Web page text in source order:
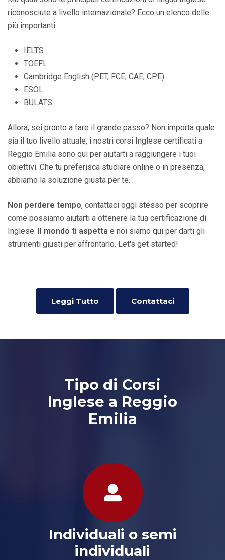
riconosciute a livello internazionale? Ecco un elenco delle
più importanti:
IELTS
TOEFL
Cambridge English (PET, FCE, CAE, CPE)
ESOL
BULATS
Allora, sei pronto a fare il grande passo? Non importa quale
sia il tuo livello attuale, i nostri corsi Inglese certificati a
Reggio Emilia sono qui per aiutarti a raggiungere i tuoi
obiettivi. Che tu preferisca studiare online o in presenza,
abbiamo la soluzione giusta per te.
Non perdere tempo, contattaci oggi stesso per scoprire
come possiamo aiutarti a ottenere la tua certificazione di
Inglese. Il mondo ti aspetta e noi siamo qui per darti gli
strumenti giusti per affrontarlo. Let's get started!
Leggi Tutto Contattaci
Tipo di Corsi
Inglese a Reggio
Emilia
Individuali o semi
individuali